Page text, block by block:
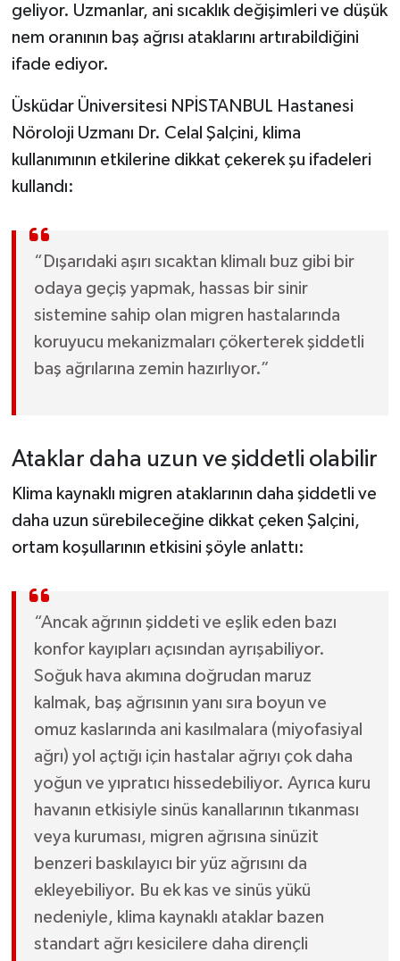
geliyor. Uzmanlar, ani sıcaklık değişimleri ve düşük
nem oranının baş ağrısı ataklarını artırabildiğini
ifade ediyor.
Üsküdar Üniversitesi NPİSTANBUL Hastanesi
Nöroloji Uzmanı Dr. Celal Şalçini, klima
kullanımının etkilerine dikkat çekerek şu ifadeleri
kullandı:
“Dışarıdaki aşırı sıcaktan klimalı buz gibi bir
odaya geçiş yapmak, hassas bir sinir
sistemine sahip olan migren hastalarında
koruyucu mekanizmaları çökerterek şiddetli
baş ağrılarına zemin hazırlıyor.”
Ataklar daha uzun ve şiddetli olabilir
Klima kaynaklı migren ataklarının daha şiddetli ve
daha uzun sürebileceğine dikkat çeken Şalçini,
ortam koşullarının etkisini şöyle anlattı:
“Ancak ağrının şiddeti ve eşlik eden bazı
konfor kayıpları açısından ayrışabiliyor.
Soğuk hava akımına doğrudan maruz
kalmak, baş ağrısının yanı sıra boyun ve
omuz kaslarında ani kasılmalara (miyofasiyal
ağrı) yol açtığı için hastalar ağrıyı çok daha
yoğun ve yıpratıcı hissedebiliyor. Ayrıca kuru
havanın etkisiyle sinüs kanallarının tıkanması
veya kuruması, migren ağrısına sinüzit
benzeri baskılayıcı bir yüz ağrısını da
ekleyebiliyor. Bu ek kas ve sinüs yükü
nedeniyle, klima kaynaklı ataklar bazen
standart ağrı kesicilere daha dirençli